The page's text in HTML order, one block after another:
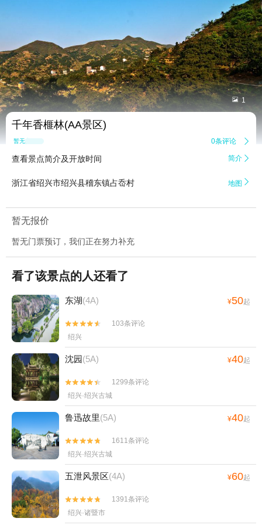
 1
千年香榧林(AA景区)
暂无点评 0条评论 
查看景点简介及开放时间 简介 
浙江省绍兴市绍兴县稽东镇占岙村 地图 
暂无报价
暂无门票预订，我们正在努力补充
看了该景点的人还看了
东湖(4A) ¥50起


103条评论
绍兴
沈园(5A) ¥40起


1299条评论
绍兴·绍兴古城
鲁迅故里(5A) ¥40起


1611条评论
绍兴·绍兴古城
五泄风景区(4A) ¥60起


1391条评论
绍兴·诸暨市